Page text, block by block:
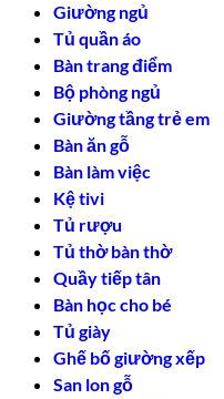
Giường ngủ
Tủ quần áo
Bàn trang điểm
Bộ phòng ngủ
Giường tầng trẻ em
Bàn ăn gỗ
Bàn làm việc
Kệ tivi
Tủ rượu
Tủ thờ bàn thờ
Quầy tiếp tân
Bàn học cho bé
Tủ giày
Ghế bố giường xếp
San lon gỗ